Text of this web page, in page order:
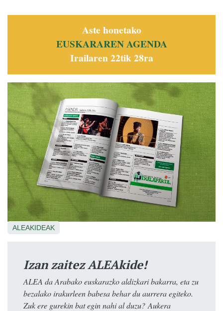
Aste honetako
EUSKARAREN AGENDA
Irailaren 22tik 28ra
ALEAKIDEAK
Izan zaitez ALEAkide!
ALEA da Arabako euskarazko aldizkari bakarra, eta zu
bezalako irakurleen babesa behar du aurrera egiteko.
Zuk ere gurekin bat egin nahi al duzu? Aukera